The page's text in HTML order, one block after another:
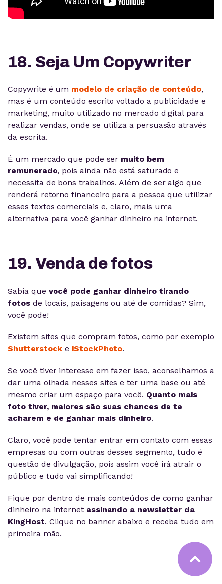
18. Seja Um Copywriter
Copywrite é um modelo de criação de conteúdo,
mas é um conteúdo escrito voltado a publicidade e
marketing, muito utilizado no mercado digital para
realizar vendas, onde se utiliza a persuasão através
da escrita.
É um mercado que pode ser muito bem
remunerado, pois ainda não está saturado e
necessita de bons trabalhos. Além de ser algo que
renderá retorno financeiro para a pessoa que utilizar
esses textos comerciais e, claro, mais uma
alternativa para você ganhar dinheiro na internet.
19. Venda de fotos
Sabia que você pode ganhar dinheiro tirando
fotos de locais, paisagens ou até de comidas? Sim,
você pode!
Existem sites que compram fotos, como por exemplo
Shutterstock e iStockPhoto.
Se você tiver interesse em fazer isso, aconselhamos a
dar uma olhada nesses sites e ter uma base ou até
mesmo criar um espaço para você. Quanto mais
foto tiver, maiores são suas chances de te
acharem e de ganhar mais dinheiro.
Claro, você pode tentar entrar em contato com essas
empresas ou com outras desses segmento, tudo é
questão de divulgação, pois assim você irá atrair o
público e tudo vai simplificando!
Fique por dentro de mais conteúdos de como ganhar
dinheiro na internet assinando a newsletter da
KingHost. Clique no banner abaixo e receba tudo em
primeira mão.